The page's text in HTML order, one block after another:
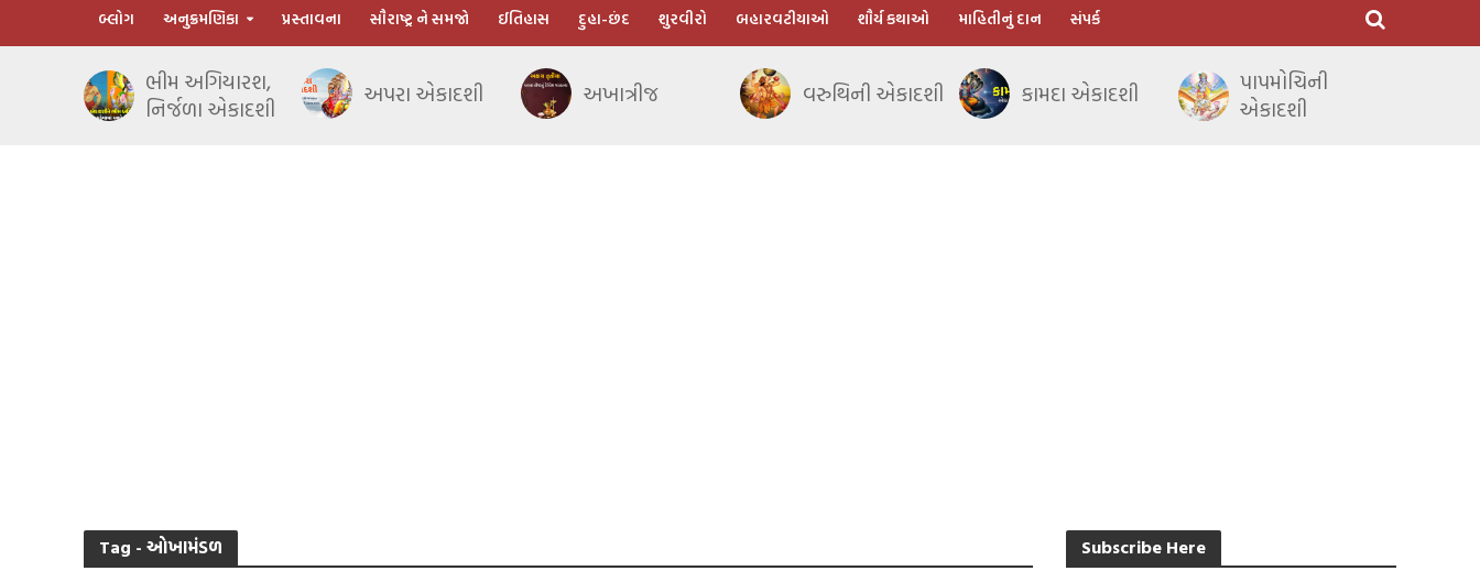
બ્લોગ અનુક્રમણિકા પ્રસ્તાવના સૌરાષ્ટ્ર ને સમજો ઈતિહાસ દુહા-છંદ શુરવીરો બહારવટીયાઓ શૌર્ય કથાઓ માહિતીનું દાન સંપર્ક
ભીમ અગિયારશ,
નિર્જળા એકાદશી
અપરા એકાદશી અખાત્રીજ વરુથિની એકાદશી કામદા એકાદશી
પાપમોચિની
એકાદશી
Tag - ઓખામંડળ Subscribe Here